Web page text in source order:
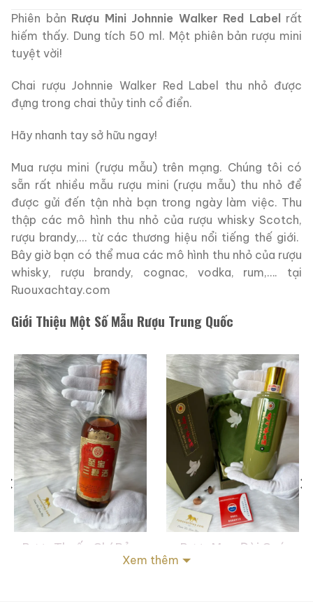
Phiên bản Rượu Mini Johnnie Walker Red Label rất
hiếm thấy. Dung tích 50 ml. Một phiên bản rượu mini
tuyệt vời!
Chai rượu Johnnie Walker Red Label thu nhỏ được
đựng trong chai thủy tinh cổ điển.
Hãy nhanh tay sở hữu ngay!
Mua rượu mini (rượu mẫu) trên mạng. Chúng tôi có
sẵn rất nhiều mẫu rượu mini (rượu mẫu) thu nhỏ để
được gửi đến tận nhà bạn trong ngày làm việc. Thu
thập các mô hình thu nhỏ của rượu whisky Scotch,
rượu brandy,… từ các thương hiệu nổi tiếng thế giới.
Bây giờ bạn có thể mua các mô hình thu nhỏ của rượu
whisky, rượu brandy, cognac, vodka, rum,…. tại
Ruouxachtay.com
Giới Thiệu Một Số Mẫu Rượu Trung Quốc
Rượu Thuốc Chí Bảo
Rượu Mao Đài Quý
Châu Ngũ Sao – Cáp
Xem thêm